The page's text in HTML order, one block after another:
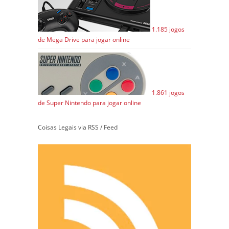
1.185 jogos
de Mega Drive para jogar online
1.861 jogos
de Super Nintendo para jogar online
Coisas Legais via RSS / Feed